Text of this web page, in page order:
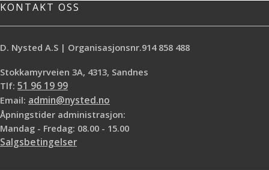
KONTAKT OSS
D. Nysted A.S | Organisasjonsnr.914 858 488
Stokkamyrveien 3A, 4313, Sandnes
Tlf: 51 96 19 99
Email: admin@nysted.no
Åpningstider administrasjon:
Mandag - Fredag: 08.00 - 15.00
Salgsbetingelser